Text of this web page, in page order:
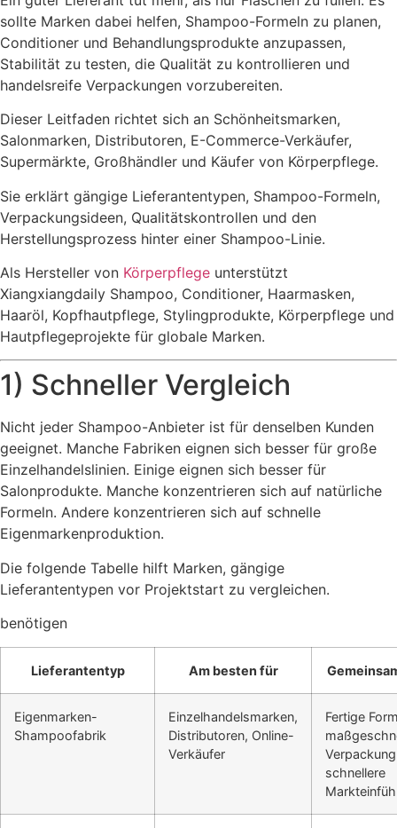
sollte Marken dabei helfen, Shampoo-Formeln zu planen,
Conditioner und Behandlungsprodukte anzupassen,
Stabilität zu testen, die Qualität zu kontrollieren und
handelsreife Verpackungen vorzubereiten.
Dieser Leitfaden richtet sich an Schönheitsmarken,
Salonmarken, Distributoren, E-Commerce-Verkäufer,
Supermärkte, Großhändler und Käufer von Körperpflege.
Sie erklärt gängige Lieferantentypen, Shampoo-Formeln,
Verpackungsideen, Qualitätskontrollen und den
Herstellungsprozess hinter einer Shampoo-Linie.
Als Hersteller von Körperpflege unterstützt
Xiangxiangdaily Shampoo, Conditioner, Haarmasken,
Haaröl, Kopfhautpflege, Stylingprodukte, Körperpflege und
Hautpflegeprojekte für globale Marken.
1) Schneller Vergleich
Nicht jeder Shampoo-Anbieter ist für denselben Kunden
geeignet. Manche Fabriken eignen sich besser für große
Einzelhandelslinien. Einige eignen sich besser für
Salonprodukte. Manche konzentrieren sich auf natürliche
Formeln. Andere konzentrieren sich auf schnelle
Eigenmarkenproduktion.
Die folgende Tabelle hilft Marken, gängige
Lieferantentypen vor Projektstart zu vergleichen.
benötigen
Lieferantentyp Am besten für
Eigenmarken-
Shampoofabrik
Einzelhandelsmarken,
Distributoren, Online-
Verkäufer
Fertige
schnellere